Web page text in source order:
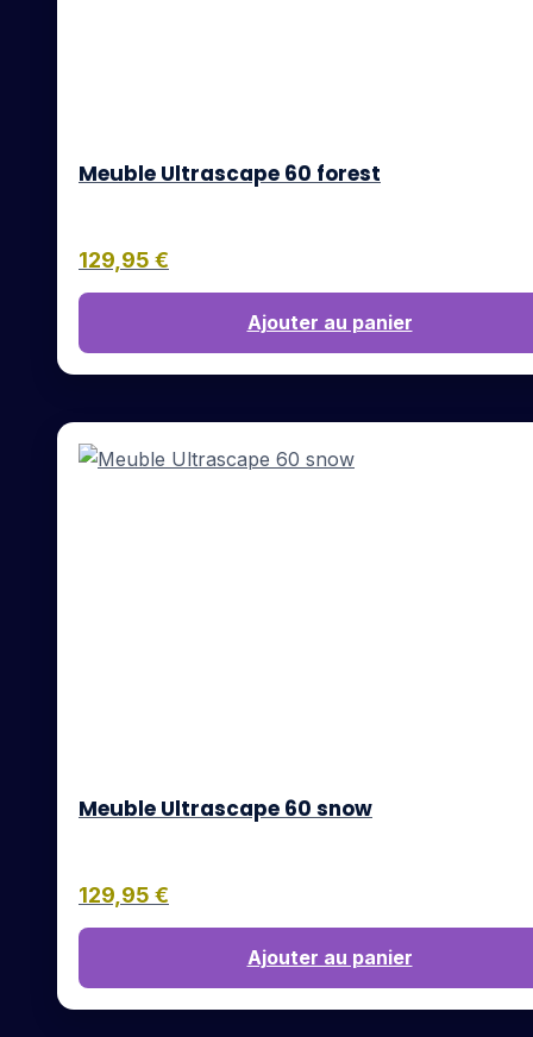
Meuble Ultrascape 60 forest
129,95 €
Ajouter au panier
Meuble Ultrascape 60 snow
129,95 €
Ajouter au panier